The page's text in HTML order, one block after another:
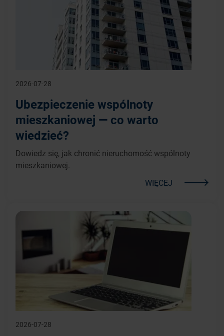
2026-07-28
Ubezpieczenie wspólnoty
mieszkaniowej — co warto
wiedzieć?
Dowiedz się, jak chronić nieruchomość wspólnoty
mieszkaniowej.
WIĘCEJ
2026-07-28